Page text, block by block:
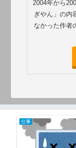
2004年から
ぎやん」の内
なかった作者
仕事